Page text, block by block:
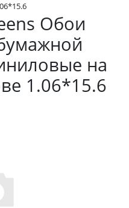
Обои
на
1.06*15.6